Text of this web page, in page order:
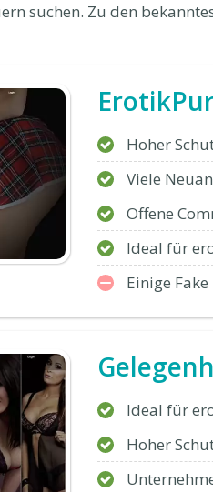
suchen. Zu den
Hoher
Viele
Offene
Ideal für
Einige
Ideal für
Hoher